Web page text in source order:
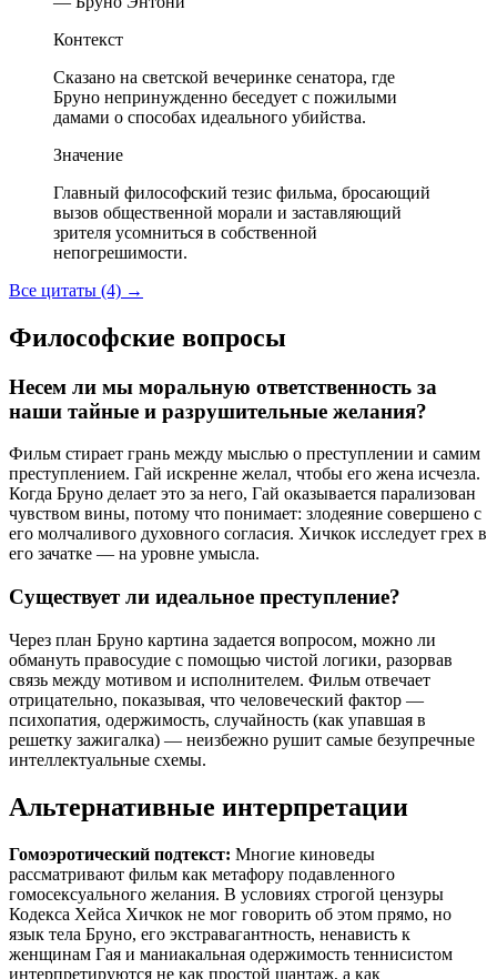
Контекст
Сказано на светской вечеринке сенатора, где
Бруно непринужденно беседует с пожилыми
дамами о способах идеального убийства.
Значение
Главный философский тезис фильма, бросающий
вызов общественной морали и заставляющий
зрителя усомниться в собственной
непогрешимости.
Все цитаты (4) →
Философские вопросы
Несем ли мы моральную ответственность за
наши тайные и разрушительные желания?
Фильм стирает грань между мыслью о преступлении и самим
преступлением. Гай искренне желал, чтобы его жена исчезла.
Когда Бруно делает это за него, Гай оказывается парализован
чувством вины, потому что понимает: злодеяние совершено с
его молчаливого духовного согласия. Хичкок исследует грех в
его зачатке — на уровне умысла.
Существует ли идеальное преступление?
Через план Бруно картина задается вопросом, можно ли
обмануть правосудие с помощью чистой логики, разорвав
связь между мотивом и исполнителем. Фильм отвечает
отрицательно, показывая, что человеческий фактор —
психопатия, одержимость, случайность (как упавшая в
решетку зажигалка) — неизбежно рушит самые безупречные
интеллектуальные схемы.
Альтернативные интерпретации
Гомоэротический подтекст: Многие киноведы
рассматривают фильм как метафору подавленного
гомосексуального желания. В условиях строгой цензуры
Кодекса Хейса Хичкок не мог говорить об этом прямо, но
язык тела Бруно, его экстравагантность, ненависть к
женщинам Гая и маниакальная одержимость теннисистом
интерпретируются не как простой шантаж, а как